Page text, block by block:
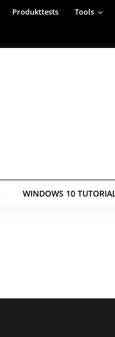
Produkttests Tools
WINDOWS 10